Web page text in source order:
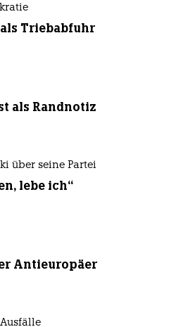
Triebabfuhr
als Randnotiz
über seine Partei
lebe ich“
Antieuropäer